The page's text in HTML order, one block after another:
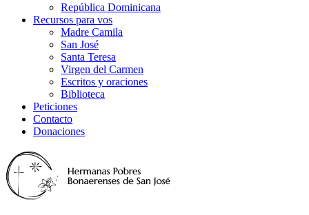
República Dominicana
Recursos para vos
Madre Camila
San José
Santa Teresa
Virgen del Carmen
Escritos y oraciones
Biblioteca
Peticiones
Contacto
Donaciones